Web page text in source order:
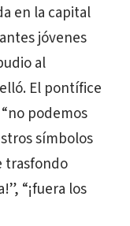
en la capital
jóvenes
al
El pontífice
podemos
símbolos
trasfondo
“¡fuera los